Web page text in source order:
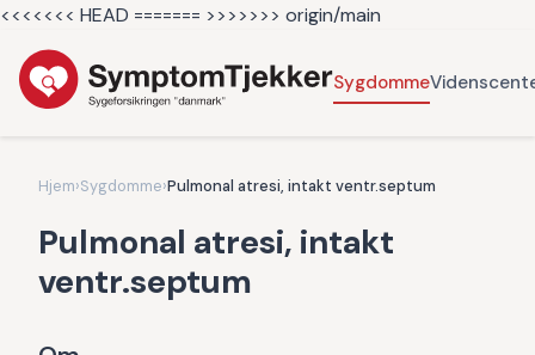
<<<<<<< HEAD ======= >>>>>>> origin/main
Sygdomme
Hjem›Sygdomme›Pulmonal atresi, intakt ventr.septum
Pulmonal atresi, intakt
ventr.septum